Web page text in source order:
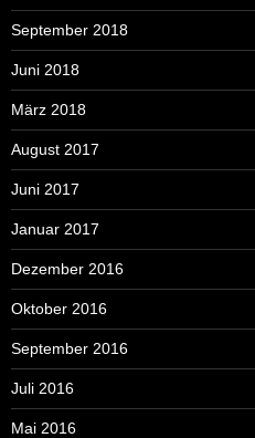
September 2018
Juni 2018
März 2018
August 2017
Juni 2017
Januar 2017
Dezember 2016
Oktober 2016
September 2016
Juli 2016
Mai 2016